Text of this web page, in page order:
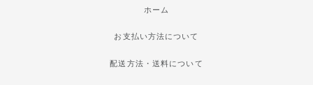
ホーム
お支払い方法について
配送方法・送料について